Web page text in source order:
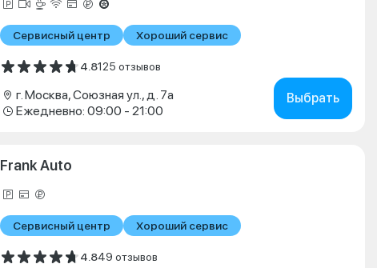
Сервисный центр Хороший сервис
4.8125 отзывов
г. Москва, Союзная ул., д. 7а
Ежедневно: 09:00 - 21:00
Выбрать
Frank Auto
Сервисный центр Хороший сервис
4.849 отзывов